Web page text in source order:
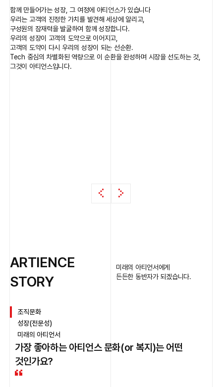
함께 만들어가는 성장, 그 여정에 아티언스가 있습니다
우리는 고객의 진정한 가치를 발견해 세상에 알리고,
구성원의 잠재력을 발굴하여 함께 성장합니다.
우리의 성장이 고객의 도약으로 이어지고,
고객의 도약이 다시 우리의 성장이 되는 선순환.
Tech 중심의 차별화된 역량으로 이 순환을 완성하며 시장을 선도하는 것,
그것이 아티언스입니다.
ARTIENCE
STORY
미래의 아티언서에게
든든한 동반자가 되겠습니다.
조직문화
성장(전문성)
미래의 아티언서
가장 좋아하는 아티언스 문화(or 복지)는 어떤
것인가요?